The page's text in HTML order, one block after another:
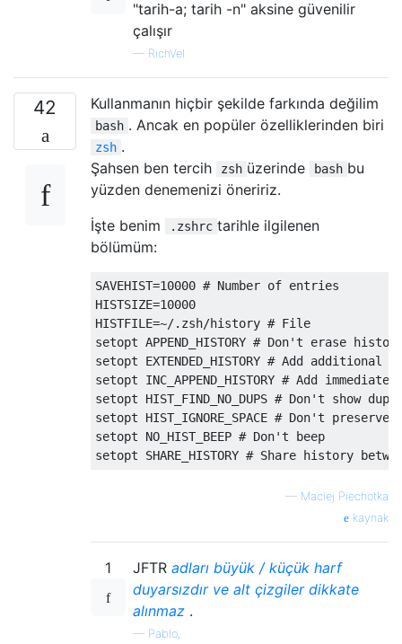
"tarih-a; tarih -n" aksine güvenilir
çalışır
— RichVel
42 Kullanmanın hiçbir şekilde farkında değilim
bash . Ancak en popüler özelliklerinden biri
zsh .
Şahsen ben tercih
zsh üzerinde bash bu
yüzden denemenizi öneririz.
İşte benim
.zshrc tarihle ilgilenen
bölümüm:
SAVEHIST=10000 # Number of entries
HISTSIZE=10000
HISTFILE=~/. zsh/history # File
setopt APPEND_HISTORY # Don't erase
setopt EXTENDED_HISTORY # Add additional
setopt INC_APPEND_HISTORY # Add
setopt HIST_FIND_NO_DUPS # Don't show
setopt HIST_IGNORE_SPACE # Don't preserve
setopt NO_HIST_BEEP # Don't beep
setopt SHARE_HISTORY # Share history
— Maciej Piechotka
kaynak
1 JFTR adları büyük / küçük harf
duyarsızdır ve alt çizgiler dikkate
alınmaz .
— Pablo,